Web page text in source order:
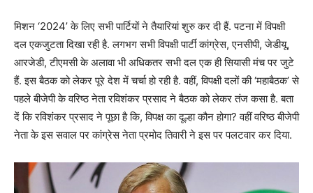
मिशन ‘2024’ के लिए सभी पार्टियों ने तैयारियां शुरु कर दी हैं. पटना में विपक्षी
दल एकजुटता दिखा रही है. लगभग सभी विपक्षी पार्टी कांग्रेस, एनसीपी, जेडीयू,
आरजेडी, टीएमसी के अलावा भी अधिकतर सभी दल एक ही सियासी मंच पर जुटे
हैं. इस बैठक को लेकर पूरे देश में चर्चा हो रही है. वहीं, विपक्षी दलों की ‘महाबैठक’ से
पहले बीजेपी के वरिष्ठ नेता रविशंकर प्रसाद ने बैठक को लेकर तंज कसा है. बता
दें कि रविशंकर प्रसाद ने पूछा है कि, विपक्ष का दूल्हा कौन होगा? वहीं वरिष्ठ बीजेपी
नेता के इस सवाल पर कांग्रेस नेता प्रमोद तिवारी ने इस पर पलटवार कर दिया.